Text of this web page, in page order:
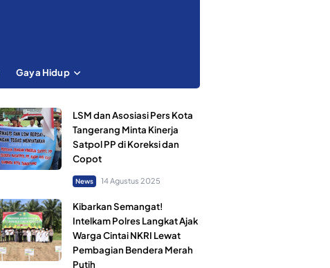
Gaya Hidup
LSM dan Asosiasi Pers Kota
Tangerang Minta Kinerja
Satpol PP di Koreksi dan
Copot
News 14 Agustus 2025
Kibarkan Semangat!
Intelkam Polres Langkat Ajak
Warga Cintai NKRI Lewat
Pembagian Bendera Merah
Putih